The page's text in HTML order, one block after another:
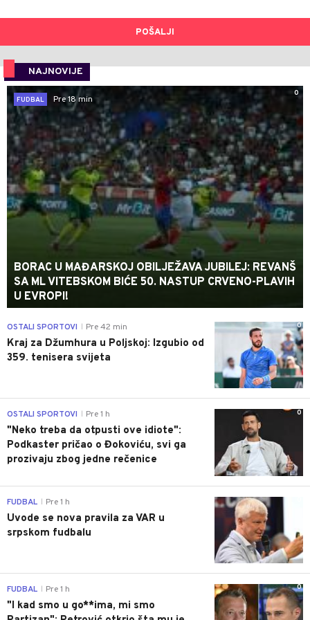
POŠALJI
NAJNOVIJE
0
FUDBAL
Pre 18 min
BORAC U MAĐARSKOJ OBILJEŽAVA JUBILEJ: REVANŠ
SA ML VITEBSKOM BIĆE 50. NASTUP CRVENO-PLAVIH
U EVROPI!
0
OSTALI SPORTOVI Pre 42 min
Kraj za Džumhura u Poljskoj: Izgubio od
359. tenisera svijeta
0
OSTALI SPORTOVI Pre 1 h
"Neko treba da otpusti ove idiote":
Podkaster pričao o Đokoviću, svi ga
prozivaju zbog jedne rečenice
FUDBAL Pre 1 h
Uvode se nova pravila za VAR u
srpskom fudbalu
0
FUDBAL Pre 1 h
"I kad smo u go**ima, mi smo